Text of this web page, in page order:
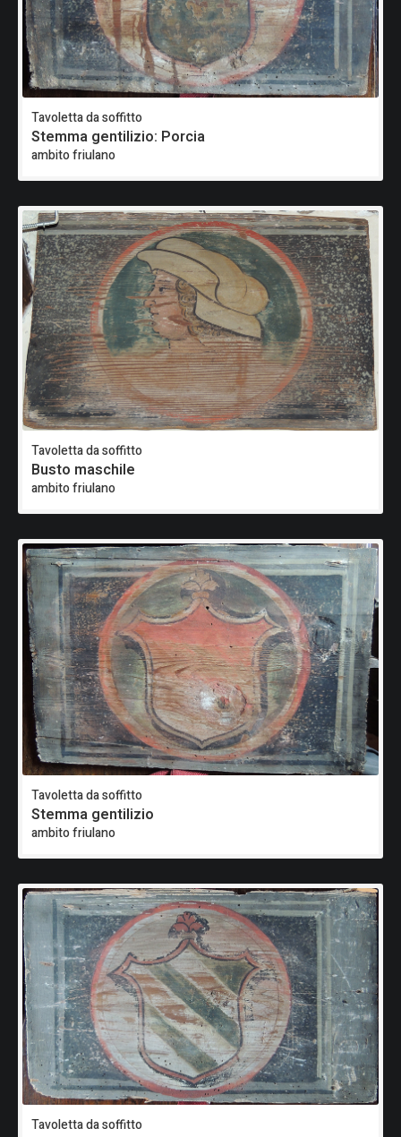
Tavoletta da soffitto
Stemma gentilizio: Porcia
ambito friulano
Tavoletta da soffitto
Busto maschile
ambito friulano
Tavoletta da soffitto
Stemma gentilizio
ambito friulano
Tavoletta da soffitto